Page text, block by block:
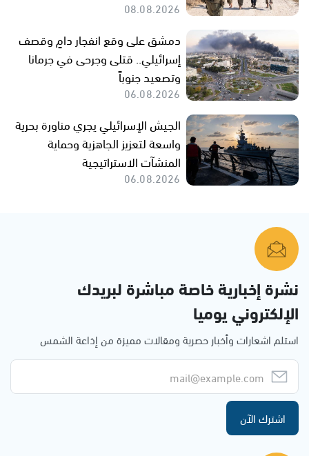
08.08.2026
دمشق على وقع انفجار دامٍ وقصف
إسرائيلي.. قتلى وجرحى في جرمانا
وتصعيد جنوباً
06.08.2026
الجيش الإسرائيلي يجري مناورة بحرية
واسعة لتعزيز الجاهزية وحماية
المنشآت الاستراتيجية
06.08.2026
نشرة إخبارية خاصة مباشرة لبريدك
الإلكتروني يوميا
استلم اشعارات وأخبار حصرية ومقالات مميزة من إذاعة الشمس
اشترك الآن